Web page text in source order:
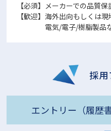
【必須】メーカーでの品質
【歓迎】海外出向もしくは
電気/電子/樹脂製品など
採用
エントリー（履歴